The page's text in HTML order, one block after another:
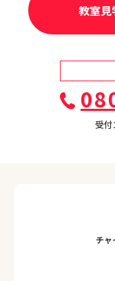
教室見
受付
チャ